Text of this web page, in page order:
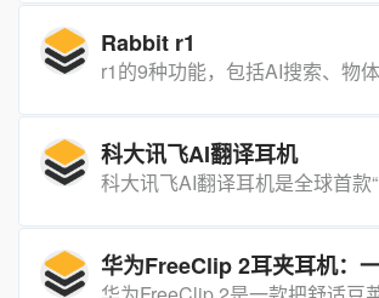
Rabbit r1
科大讯飞AI翻译耳机